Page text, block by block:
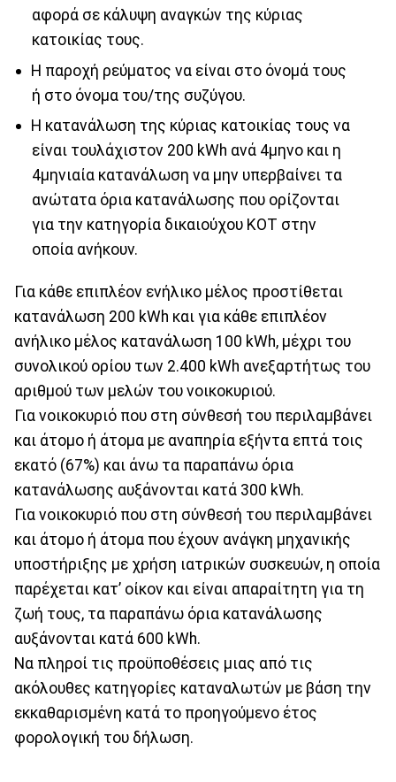
αφορά σε κάλυψη αναγκών της κύριας
κατοικίας τους.
Η παροχή ρεύματος να είναι στο όνομά τους
ή στο όνομα του/της συζύγου.
Η κατανάλωση της κύριας κατοικίας τους να
είναι τουλάχιστον 200 kWh ανά 4μηνο και η
4μηνιαία κατανάλωση να μην υπερβαίνει τα
ανώτατα όρια κατανάλωσης που ορίζονται
για την κατηγορία δικαιούχου ΚΟΤ στην
οποία ανήκουν.
Για κάθε επιπλέον ενήλικο μέλος προστίθεται
κατανάλωση 200 kWh και για κάθε επιπλέον
ανήλικο μέλος κατανάλωση 100 kWh, μέχρι του
συνολικού ορίου των 2.400 kWh ανεξαρτήτως του
αριθμού των μελών του νοικοκυριού.
Για νοικοκυριό που στη σύνθεσή του περιλαμβάνει
και άτομο ή άτομα με αναπηρία εξήντα επτά τοις
εκατό (67%) και άνω τα παραπάνω όρια
κατανάλωσης αυξάνονται κατά 300 kWh.
Για νοικοκυριό που στη σύνθεσή του περιλαμβάνει
και άτομο ή άτομα που έχουν ανάγκη μηχανικής
υποστήριξης με χρήση ιατρικών συσκευών, η οποία
παρέχεται κατ’ οίκον και είναι απαραίτητη για τη
ζωή τους, τα παραπάνω όρια κατανάλωσης
αυξάνονται κατά 600 kWh.
Να πληροί τις προϋποθέσεις μιας από τις
ακόλουθες κατηγορίες καταναλωτών με βάση την
εκκαθαρισμένη κατά το προηγούμενο έτος
φορολογική του δήλωση.